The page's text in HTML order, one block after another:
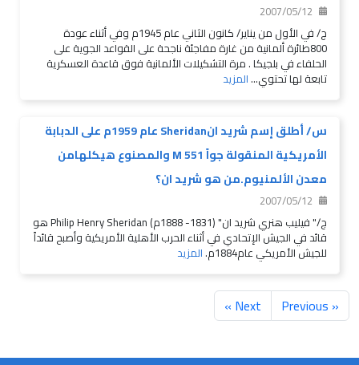
2007/05/12
ج/ في الأول من يناير/ كانون الثاني عام 1945م وفي أثناء عودة
800طائرة ألمانية من غارة مفاجئة ناجحة على القواعد الجوية على
الحلفاء في بلجيكا . مرة التشكيلات الألمانية فوق قاعدة العسكرية
تابعة لها تحتوي...المزيد
س/ أطلق إسم شريد انSheridan عام 1959م على الدبابة
الأمريكية المنقولة جواً M 551 والمصنوع هيكلهامن
معدن الألمنيوم.من هو شريد ان؟
2007/05/12
ج/" فيليب هنري شريد ان" (1831- 1888م) Philip Henry Sheridan هو
قائد في الجيش الإتحادي في أثناء الحرب الأهلية الأمريكية وأصبح قائداً
للجيش الأمريكي عام1884م. المزيد
« Previous
Next »